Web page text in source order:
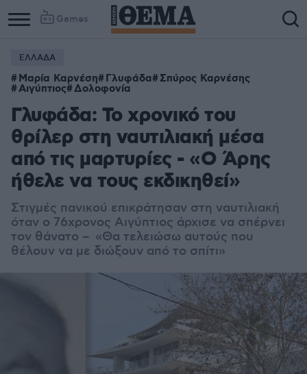
Games
ΕΛΛΑΔΑ
Μαρία Καρνέση Γλυφάδα Σπύρος Καρνέσης
Αιγύπτιος Δολοφονία
Γλυφάδα: Το χρονικό του
θρίλερ στη ναυτιλιακή μέσα
από τις μαρτυρίες - «Ο Άρης
ήθελε να τους εκδικηθεί»
Στιγμές πανικού επικράτησαν στη ναυτιλιακή
όταν ο 76χρονος Αιγύπτιος άρχισε να σπέρνει
τον θάνατο – «Θα τελειώσω αυτούς που
θέλουν να με διώξουν από το σπίτι»